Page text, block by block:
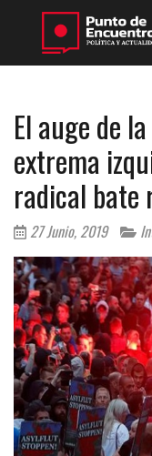
El auge de
extrema
radical bate
27 Junio, 2019